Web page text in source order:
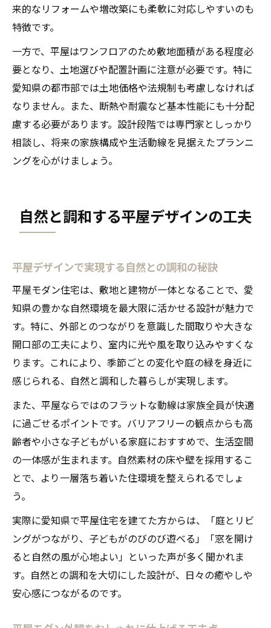
来的なリフォームや増改築にも柔軟に対応しやすいのも
特徴です。
一方で、平屋はワンフロアのため敷地面積がある程度必
要となり、土地選びや配置計画に注意が必要です。特に
愛知県の都市部では土地価格や法規制も考慮しなければ
なりません。また、断熱や耐震など基本性能にも十分配
慮する必要があります。設計段階では専門家としっかり
相談し、将来の家族構成や生活動線を見据えたプランニ
ングを心がけましょう。
自然と調和する平屋デザインの工夫
平屋デザインで実現する自然との調和の秘訣
平屋モダン住宅は、敷地と建物が一体となることで、愛
知県の豊かな自然環境を最大限に活かせる設計が魅力で
す。特に、外部とのつながりを意識した間取りや大きな
開口部の工夫により、室内に光や風を取り込みやすくな
ります。これにより、季節ごとの変化や庭の緑を身近に
感じられる、自然と調和した暮らしが実現します。
また、平屋ならではのフラットな動線は家族全員が快適
に過ごせるポイントです。バリアフリーの観点からも高
齢者や小さな子どもがいる家庭におすすめで、生活空間
の一体感が生まれます。自然素材の床や壁を採用するこ
とで、より一層落ち着いた住環境を整えられるでしょ
う。
実際に愛知県で平屋住宅を建てた方からは、「庭とリビ
ングがつながり、子どもがのびのび遊べる」「窓を開け
ると自然の風が心地よい」といった声が多く聞かれま
す。自然との調和を大切にした設計が、日々の癒やしや
安心感につながるのです。